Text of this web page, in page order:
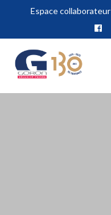
Espace collaborateur